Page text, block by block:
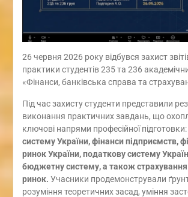
26 червня 2026 року відбувся захист
практики студентів 235 та 236
«Фінанси, банківська справа та
Під час захисту студенти представили
виконання практичних завдань, що
ключові напрями професійної підготовки:
систему України, фінанси підприємств,
ринок України, податкову систему
бюджетну систему, а також страхування
ринок. Учасники продемонстрували
розуміння теоретичних засад, уміння